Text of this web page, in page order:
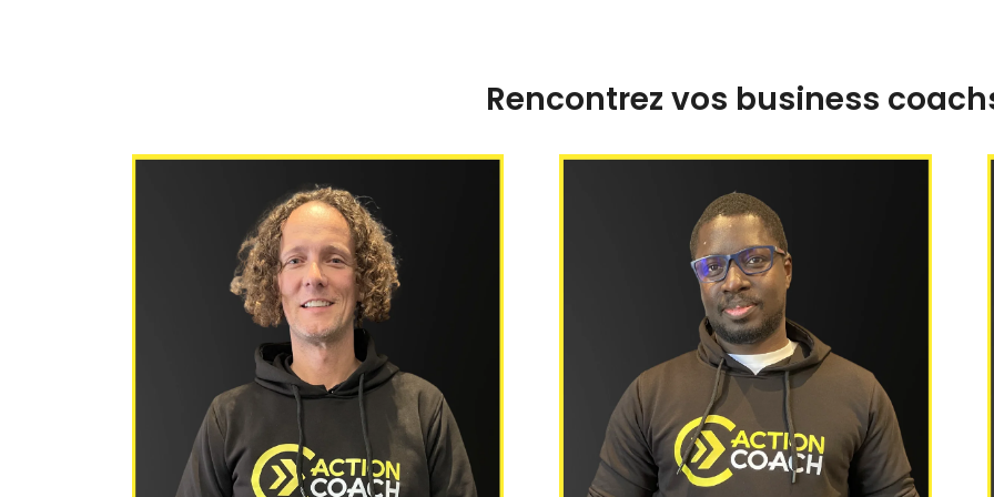
Rencontrez vos business